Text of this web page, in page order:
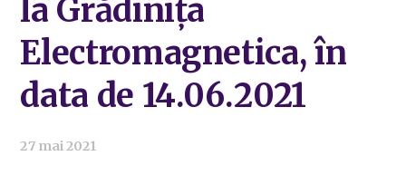
la Grădinița
Electromagnetica, în
data de 14.06.2021
27 mai 2021